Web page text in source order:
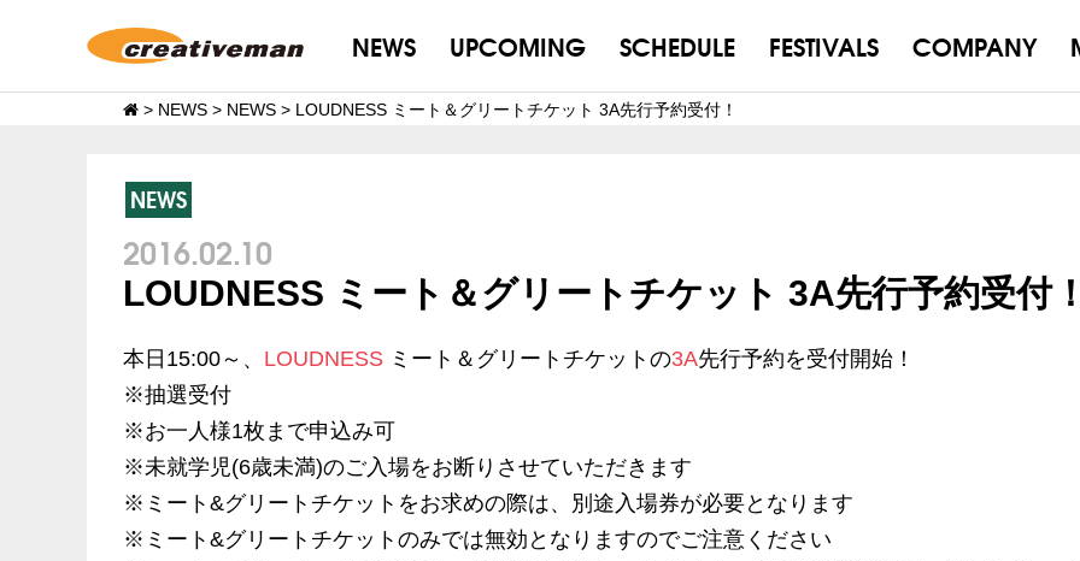
NEWS UPCOMING SCHEDULE FESTIVALS COMPANY
> NEWS > NEWS > LOUDNESS ミート＆グリートチケット 3A先行予約受付！
NEWS
2016.02.10
LOUDNESS ミート＆グリートチケット 3A先行予約受付
本日15:00～、 LOUDNESS ミート＆グリートチケットの3A先行予約を受付開始！
※抽選受付
※お一人様1枚まで申込み可
※未就学児(6歳未満)のご入場をお断りさせていただきます
※ミート&グリートチケットをお求めの際は、別途入場券が必要となります
※ミート&グリートチケットのみでは無効となりますのでご注意ください